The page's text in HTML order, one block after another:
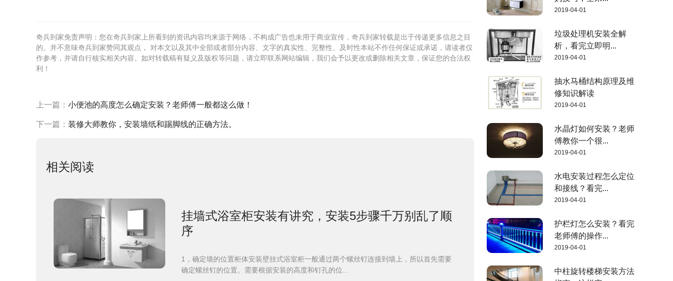
奇兵到家免责声明：您在奇兵到家上所看到的资讯内容均来源于网络，不构成广告也未用于商业宣传，奇兵到家转载是出于传递更多信息之目
的。并不意味奇兵到家赞同其观点， 对本文以及其中全部或者部分内容、文字的真实性、完整性、及时性本站不作任何保证或承诺，请读者仅
作参考，并请自行核实相关内容。如对转载稿有疑义及版权等问题，请立即联系网站编辑，我们会予以更改或删除相关文章，保证您的合法权
利！
上一篇： 小便池的高度怎么确定安装？老师傅一般都这么做！
下一篇： 装修大师教你，安装墙纸和踢脚线的正确方法。
相关阅读
挂墙式浴室柜安装有讲究，安装5步骤千万别乱了顺
序
1，确定墙的位置柜体安装壁挂式浴室柜一般通过两个螺丝钉连接到墙上，所以首先需要
确定螺丝钉的位置。需要根据安装的高度和钉孔的位...
2019-04-01
垃圾处理机安装全解
析，看完立即明...
2019-04-01
抽水马桶结构原理及维
修知识解读
2019-04-01
水晶灯如何安装？老师
傅教你一个很...
2019-04-01
水电安装过程怎么定位
和接线？看完...
2019-04-01
护栏灯怎么安装？看完
老师傅的操作...
2019-04-01
中柱旋转楼梯安装方法